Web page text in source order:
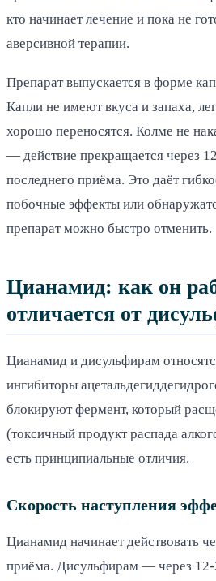
кто начинает лечение и пока не
аверсивной терапии.
Препарат выпускается в форме
Капли не имеют вкуса и запаха,
хорошо переносятся. Колме не
— действие прекращается через
последнего приёма. Это даёт
побочные эффекты или
препарат можно быстро отменить.
Цианамид: как он
отличается от
Цианамид и дисульфирам
ингибиторы
блокируют фермент, который
(токсичный продукт распада
есть принципиальные отличия.
Скорость наступления
Цианамид начинает действовать
приёма. Дисульфирам — через 12-